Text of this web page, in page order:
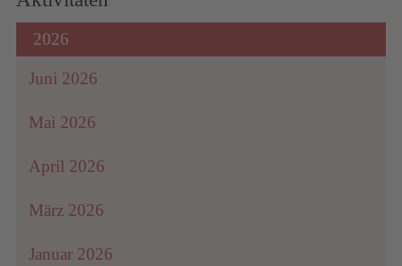
2026
Juni 2026
Mai 2026
April 2026
März 2026
Januar 2026